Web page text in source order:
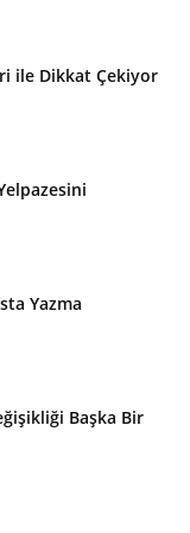
ile Dikkat Çekiyor
Yazma
Başka Bir